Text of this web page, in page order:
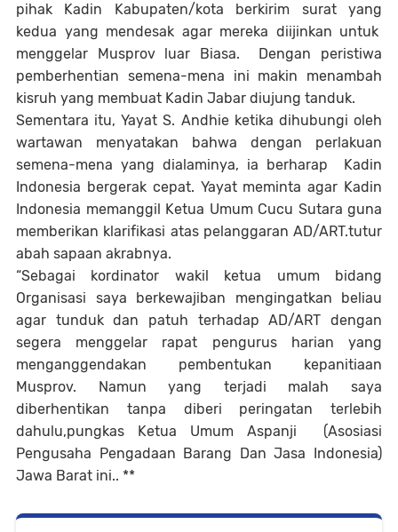
pihak Kadin Kabupaten/kota berkirim surat yang
kedua yang mendesak agar mereka diijinkan untuk
menggelar Musprov luar Biasa.
Dengan peristiwa
pemberhentian semena-mena ini makin menambah
kisruh yang membuat Kadin Jabar diujung tanduk.
Sementara itu, Yayat S. Andhie ketika dihubungi oleh
wartawan menyatakan bahwa dengan perlakuan
semena-mena yang dialaminya, ia berharap
Kadin
Indonesia bergerak cepat. Yayat meminta agar Kadin
Indonesia memanggil Ketua Umum Cucu Sutara guna
memberikan klarifikasi atas pelanggaran AD/ART.tutur
abah sapaan akrabnya.
“Sebagai kordinator wakil ketua umum bidang
Organisasi saya berkewajiban mengingatkan beliau
agar tunduk dan patuh terhadap AD/ART dengan
segera menggelar rapat pengurus harian yang
menganggendakan pembentukan kepanitiaan
Musprov. Namun yang terjadi malah saya
diberhentikan tanpa diberi peringatan terlebih
dahulu,pungkas Ketua Umum Aspanji (Asosiasi
Pengusaha Pengadaan Barang Dan Jasa Indonesia)
Jawa Barat ini.. **